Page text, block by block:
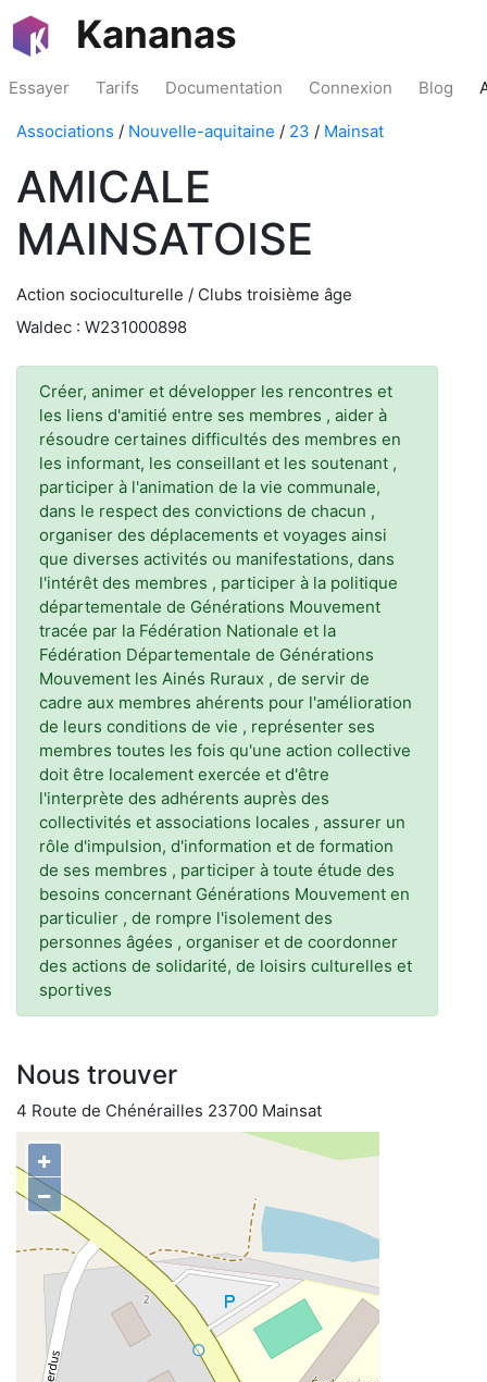
Kananas
Essayer Tarifs Documentation Connexion Blog
Associations / Nouvelle-aquitaine / 23 / Mainsat
AMICALE
MAINSATOISE
Action socioculturelle / Clubs troisième âge
Waldec : W231000898
Créer, animer et développer les rencontres et
les liens d'amitié entre ses membres , aider à
résoudre certaines difficultés des membres en
les informant, les conseillant et les soutenant ,
participer à l'animation de la vie communale,
dans le respect des convictions de chacun ,
organiser des déplacements et voyages ainsi
que diverses activités ou manifestations, dans
l'intérêt des membres , participer à la politique
départementale de Générations Mouvement
tracée par la Fédération Nationale et la
Fédération Départementale de Générations
Mouvement les Ainés Ruraux , de servir de
cadre aux membres ahérents pour l'amélioration
de leurs conditions de vie , représenter ses
membres toutes les fois qu'une action collective
doit être localement exercée et d'être
l'interprète des adhérents auprès des
collectivités et associations locales , assurer un
rôle d'impulsion, d'information et de formation
de ses membres , participer à toute étude des
besoins concernant Générations Mouvement en
particulier , de rompre l'isolement des
personnes âgées , organiser et de coordonner
des actions de solidarité, de loisirs culturelles et
sportives
Nous trouver
4 Route de Chénérailles 23700 Mainsat
+
−